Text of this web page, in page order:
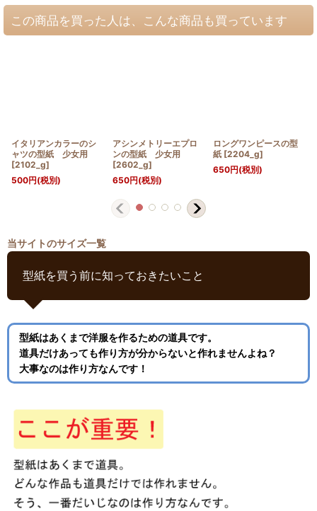
この商品を買った人は、こんな商品も買っています
イタリアンカラーのシ
ャツの型紙 少女用
[2102_g]
500円(税別)
アシンメトリーエプロ
ンの型紙 少女用
[2602_g]
650円(税別)
ロングワンピースの型
紙 [2204_g]
650円(税別)
当サイトのサイズ一覧
型紙を買う前に知っておきたいこと
型紙はあくまで洋服を作るための道具です。
道具だけあっても作り方が分からないと作れませんよね？
大事なのは作り方なんです！